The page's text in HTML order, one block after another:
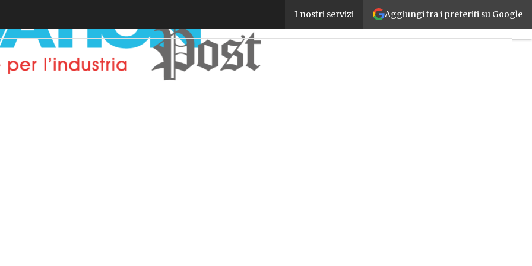
Aggiungi tra i preferiti su Google
I nostri servizi
Un libro per spiegare a tutti la cyber security